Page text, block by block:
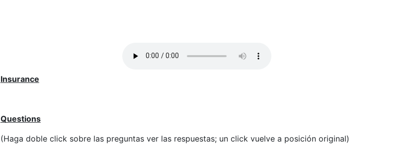
Insurance
Questions
(Haga doble click sobre las preguntas ver las respuestas; un click vuelve a posición original)